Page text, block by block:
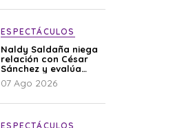
ESPECTÁCULOS
Naldy Saldaña niega
relación con César
Sánchez y evalúa
denunciar a su
esposa: “Es una
07 Ago 2026
ESPECTÁCULOS